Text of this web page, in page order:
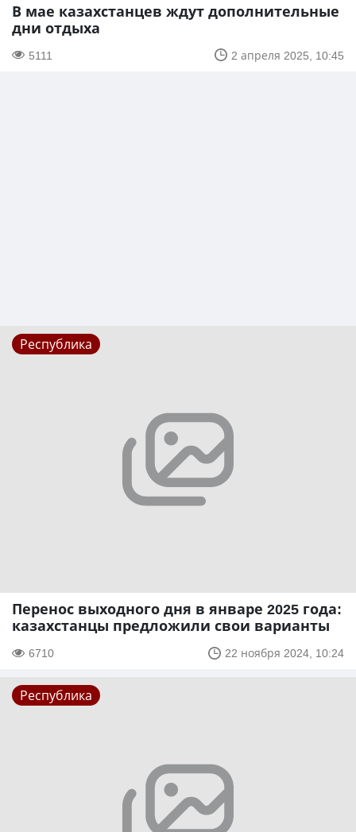
В мае казахстанцев ждут дополнительные
дни отдыха
5111 2 апреля 2025, 10:45
Республика
Перенос выходного дня в январе 2025 года:
казахстанцы предложили свои варианты
6710 22 ноября 2024, 10:24
Республика